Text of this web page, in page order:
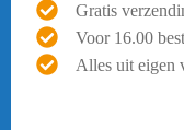
Gratis
Voor 16.00
Alles uit eigen